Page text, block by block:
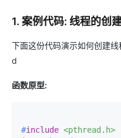
1. 案例代码: 线程的创
下面这份代码演示如何创建
d
函数原型:
#include <pthread.h>